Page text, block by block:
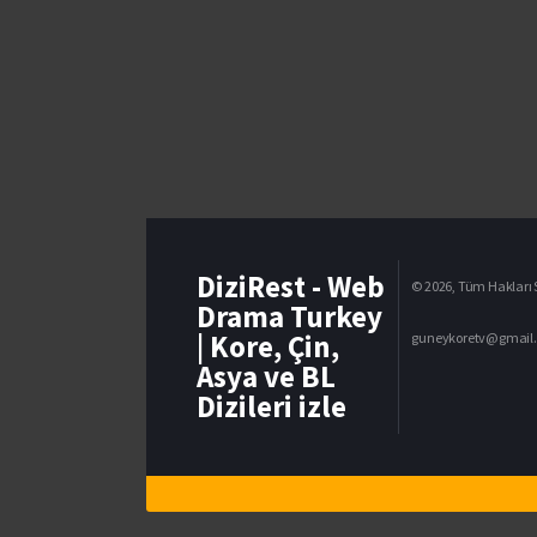
DiziRest - Web
Drama Turkey
| Kore, Çin,
Asya ve BL
Dizileri izle
© 2026, Tüm Hakları